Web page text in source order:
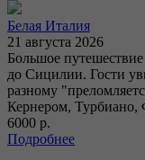
Белая Италия
21 августа 2026
Большое
до Сицилии. Гости
разному
Кернером,
6000 р.
Подробнее